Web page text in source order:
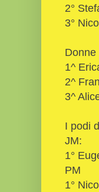
2°
3°
Donne
1^
2^
3^
I podi
JM:
1°
PM
1°